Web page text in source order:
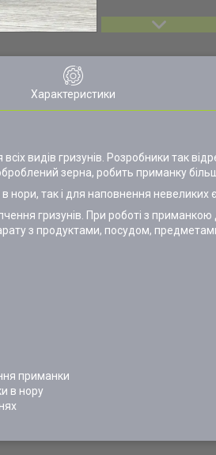
Характеристики
видів гризунів. Розробники так
зерна, робить приманку
так і для наповнення невеликих
гризунів. При роботі з
з продуктами, посудом,
приманки
в нору